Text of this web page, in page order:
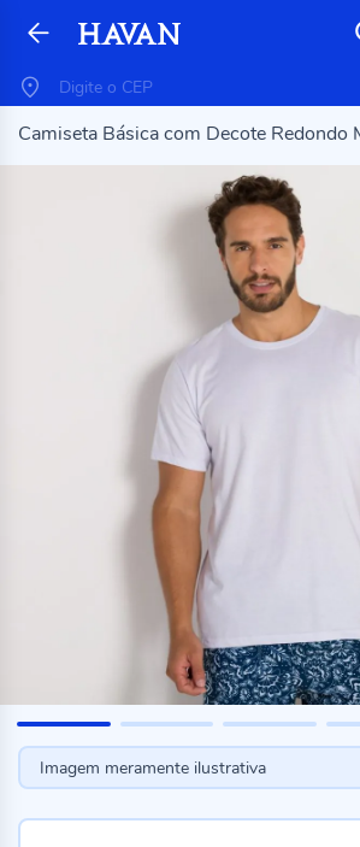
Camiseta Básica com Decote Redondo
Imagem meramente ilustrativa